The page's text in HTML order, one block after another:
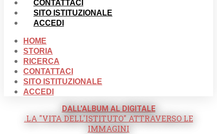
CONTATTACI
SITO ISTITUZIONALE
ACCEDI
HOME
STORIA
RICERCA
CONTATTACI
SITO ISTITUZIONALE
ACCEDI
DALL'ALBUM AL DIGITALE
.LA "VITA DELL'ISTITUTO" ATTRAVERSO LE
IMMAGINI